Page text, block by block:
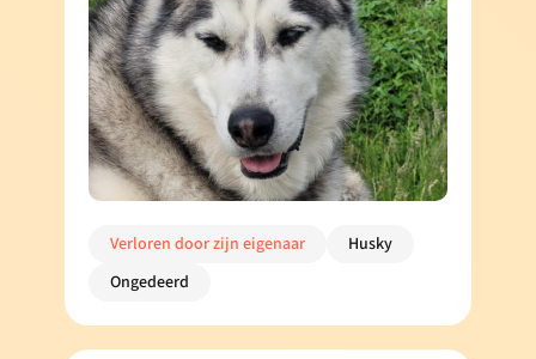
Verloren door zijn eigenaar
Husky
Ongedeerd